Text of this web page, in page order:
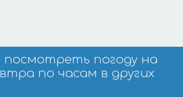
посмотреть погоду на
по часам в других